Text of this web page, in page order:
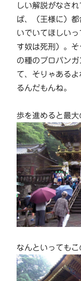
しい解説がなさ
ば、（王様に）
いでいてほしい
す奴は死刑）。
の種のプロパン
て、そりゃある
るんだもんね。
歩を進めると最大
なんといってもこ